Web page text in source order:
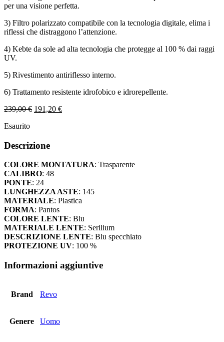
per una visione perfetta.
3) Filtro polarizzato compatibile con la tecnologia digitale, elima i
riflessi che distraggono l’attenzione.
4) Kebte da sole ad alta tecnologia che protegge al 100 % dai raggi
UV.
5) Rivestimento antiriflesso interno.
6) Trattamento resistente idrofobico e idrorepellente.
239,00€ Il
239,00 €.
191,20 €Il
Esaurito
Descrizione
COLORE MONTATURA: Trasparente
CALIBRO: 48
PONTE: 24
LUNGHEZZA ASTE: 145
MATERIALE: Plastica
FORMA: Pantos
COLORE LENTE: Blu
MATERIALE LENTE: Serilium
DESCRIZIONE LENTE: Blu specchiato
PROTEZIONE UV: 100 %
Informazioni aggiuntive
Brand Revo
Genere Uomo